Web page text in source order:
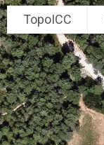
TopoICC